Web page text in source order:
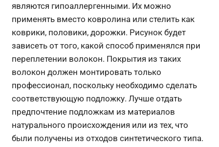
являются гипоаллергенными. Их можно
применять вместо ковролина или стелить как
коврики, половики, дорожки. Рисунок будет
зависеть от того, какой способ применялся при
переплетении волокон. Покрытия из таких
волокон должен монтировать только
профессионал, поскольку необходимо сделать
соответствующую подложку. Лучше отдать
предпочтение подложкам из материалов
натурального происхождения или из тех, что
были получены из отходов синтетического типа.